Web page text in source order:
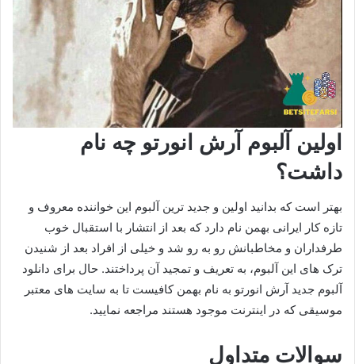
اولین آلبوم آرش انورتو چه نام
داشت؟
بهتر است که بدانید اولین و جدید ترین آلبوم این خواننده معروف و
تازه‌ کار ایرانی بهمن نام دارد که بعد از انتشار با استقبال خوب
طرفداران و مخاطبانش رو به رو شد و خیلی از افراد بعد از شنیدن
ترک های این آلبوم، به تعریف و تمجید آن پرداختند. حال برای دانلود
آلبوم جدید آرش انورتو به نام بهمن کافیست تا به سایت های معتبر
موسیقی که در اینترنت موجود هستند مراجعه نمایید.
سوالات متداول